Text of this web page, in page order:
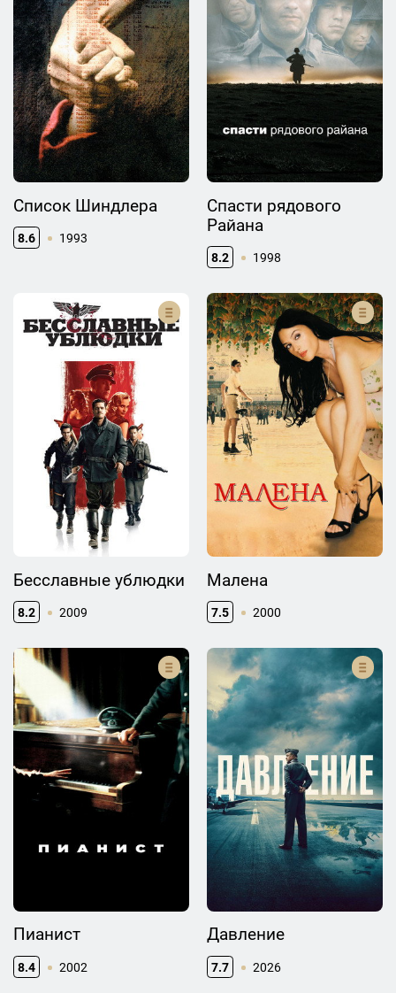
Список Шиндлера
8.6 1993
Спасти рядового
Райана
8.2 1998
Бесславные ублюдки
8.2 2009
Малена
7.5 2000
Пианист
8.4 2002
Давление
7.7 2026